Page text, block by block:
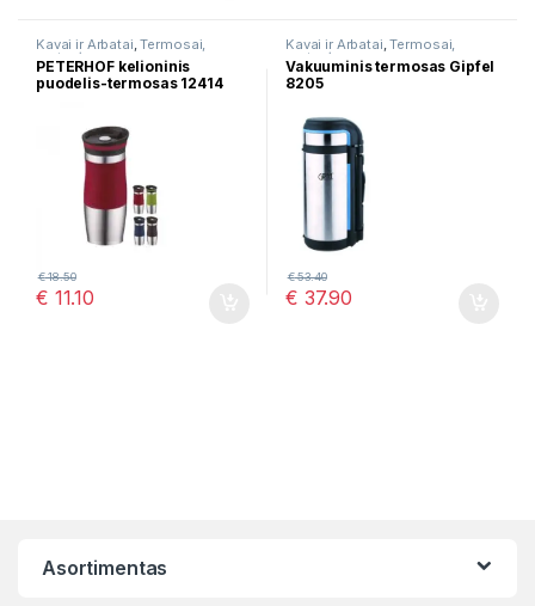
Kavai ir Arbatai,Termosai,
gertuvės
PETERHOF kelioninis
puodelis-termosas 12414
€ 11.10
€18.50
Kavai ir Arbatai,Termosai,
gertuvės
Vakuuminis termosas Gipfel
8205
€ 37.90
€53.40
Asortimentas